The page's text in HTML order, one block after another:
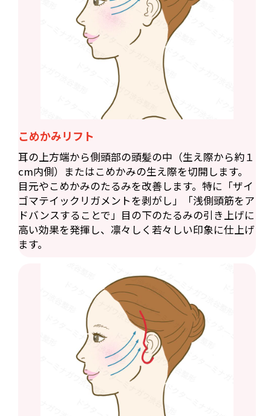
こめかみリフト
耳の上方端から側頭部の頭髪の中（生え際から約１
cm内側）またはこめかみの生え際を切開します。
目元やこめかみのたるみを改善します。特に「ザイ
ゴマテイックリガメントを剥がし」「浅側頭筋をア
ドバンスすることで」目の下のたるみの引き上げに
高い効果を発揮し、凛々しく若々しい印象に仕上げ
ます。